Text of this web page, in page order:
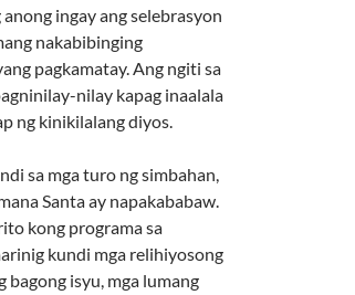
ingay ang selebrasyon
nakabibinging
pagkamatay. Ang ngiti sa
nilay kapag inaalala
ng kinikilalang diyos.
sa mga turo ng simbahan,
Santa ay napakababaw.
kong programa sa
kundi mga relihiyosong
bagong isyu, mga lumang